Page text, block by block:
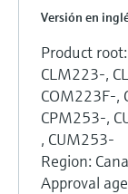
Versión en
Product
CLM223-,
COM223F-,
CPM253-,
, CUM253-
Region:
Approval